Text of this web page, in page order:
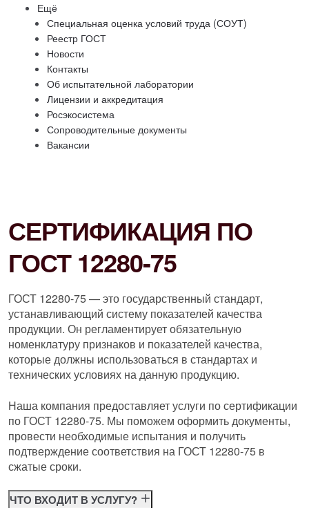
Ещё
Специальная оценка условий труда (СОУТ)
Реестр ГОСТ
Новости
Контакты
Об испытательной лаборатории
Лицензии и аккредитация
Росэкосистема
Сопроводительные документы
Вакансии
СЕРТИФИКАЦИЯ ПО
ГОСТ 12280-75
ГОСТ 12280-75 — это государственный стандарт,
устанавливающий систему показателей качества
продукции. Он регламентирует обязательную
номенклатуру признаков и показателей качества,
которые должны использоваться в стандартах и
технических условиях на данную продукцию.
Наша компания предоставляет услуги по сертификации
по ГОСТ 12280-75. Мы поможем оформить документы,
провести необходимые испытания и получить
подтверждение соответствия на ГОСТ 12280-75 в
сжатые сроки.
ЧТО ВХОДИТ В УСЛУГУ?